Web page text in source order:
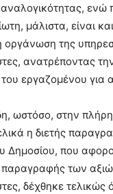
ενώ
μάλιστα, είναι
της
ανατρέποντας
εργαζομένου για
ωστόσο, στην
η διετής
Δημοσίου, που
των
δέχθηκε τελικώς